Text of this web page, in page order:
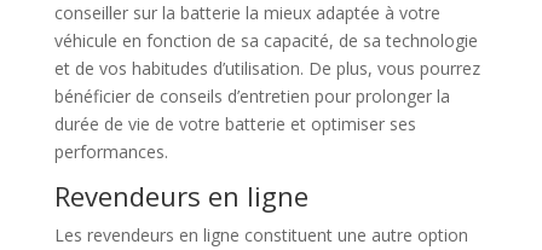
conseiller sur la batterie la mieux adaptée à votre
véhicule en fonction de sa capacité, de sa technologie
et de vos habitudes d’utilisation. De plus, vous pourrez
bénéficier de conseils d’entretien pour prolonger la
durée de vie de votre batterie et optimiser ses
performances.
Revendeurs en ligne
Les revendeurs en ligne constituent une autre option